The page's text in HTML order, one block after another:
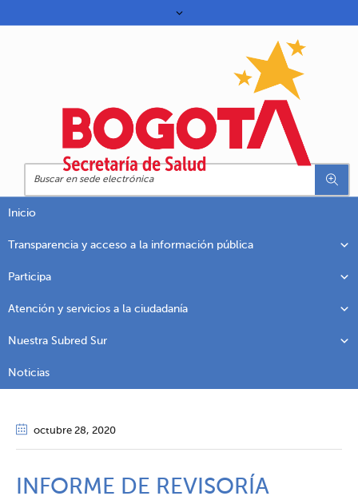
Inicio
Transparencia y acceso a la información pública
Participa
Atención y servicios a la ciudadanía
Nuestra Subred Sur
Noticias
octubre 28, 2020
INFORME DE REVISORÍA